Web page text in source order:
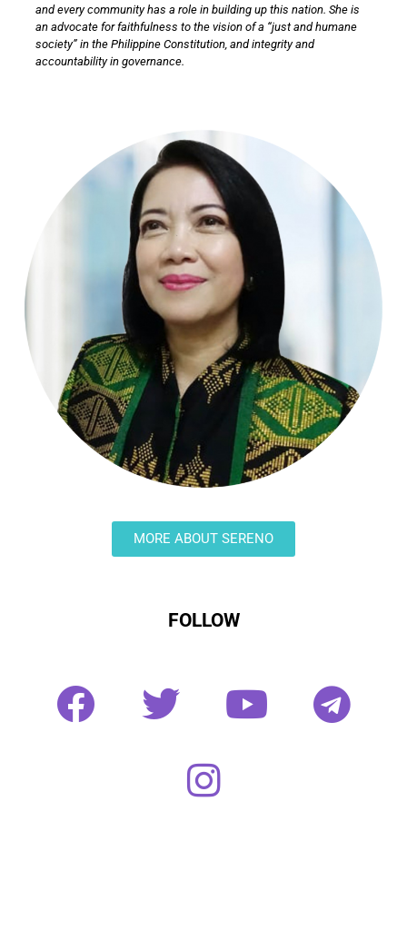
and every community has a role in building up this nation. She is
an advocate for faithfulness to the vision of a “just and humane
society” in the Philippine Constitution, and integrity and
accountability in governance.
MORE ABOUT SERENO
FOLLOW